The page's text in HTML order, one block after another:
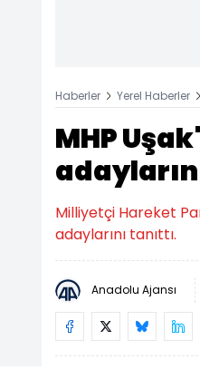
Haberler Yerel Haberler
MHP
Milliyetçi Hareket
adaylarını tanıttı.
Anadolu Ajansı